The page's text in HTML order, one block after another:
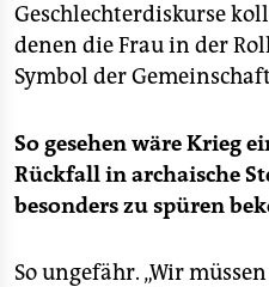
Geschlechterdiskurse
denen die Frau in der
Symbol der
So gesehen wäre Krieg
Rückfall in archaische
besonders zu spüren
So ungefähr. „Wir